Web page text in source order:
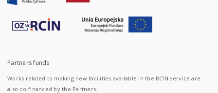
Partners funds
Works related to making new facilities available in the RCIN service are
also co-financed by the Partners.